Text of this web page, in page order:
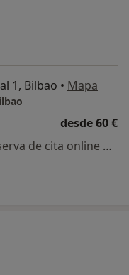
1, Bilbao • Mapa
desde 60 €
Este especialista no ofrece reserva de cita online en esta dirección.